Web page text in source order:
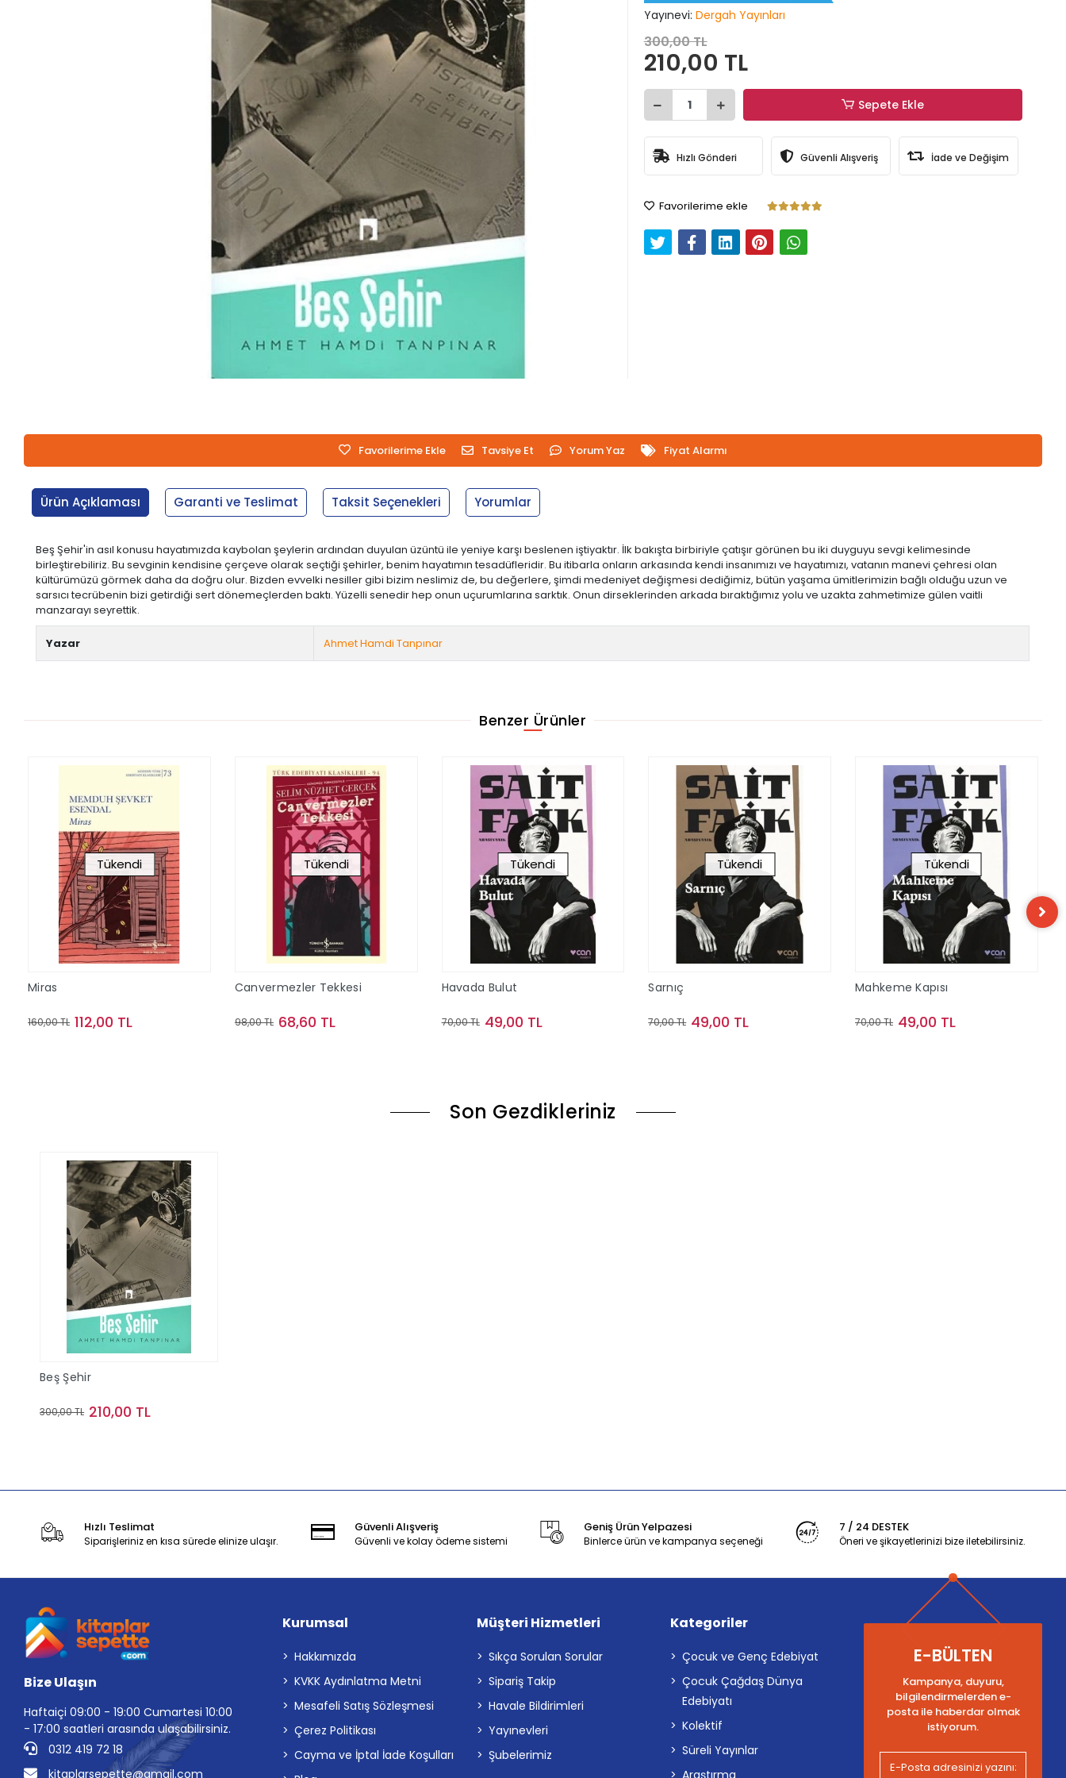
Yayınevi: Dergah Yayınları
300,00 TL
210,00 TL
Sepete Ekle
Hızlı Gönderi Güvenli Alışveriş İade ve Değişim
Favorilerime ekle
Favorilerime Ekle Tavsiye Et Yorum Yaz Fiyat Alarmı
Ürün Açıklaması Garanti ve Teslimat Taksit Seçenekleri Yorumlar
Beş Şehir'in asıl konusu hayatımızda kaybolan şeylerin ardından duyulan üzüntü ile yeniye karşı beslenen iştiyaktır. İlk bakışta birbiriyle çatışır görünen bu iki duyguyu sevgi kelimesinde
birleştirebiliriz. Bu sevginin kendisine çerçeve olarak seçtiği şehirler, benim hayatımın tesadüfleridir. Bu itibarla onların arkasında kendi insanımızı ve hayatımızı, vatanın manevi çehresi olan
kültürümüzü görmek daha da doğru olur. Bizden evvelki nesiller gibi bizim neslimiz de, bu değerlere, şimdi medeniyet değişmesi dediğimiz, bütün yaşama ümitlerimizin bağlı olduğu uzun ve
sarsıcı tecrübenin bizi getirdiği sert dönemeçlerden baktı. Yüzelli senedir hep onun uçurumlarına sarktık. Onun dirseklerinden arkada bıraktığımız yolu ve uzakta zahmetimize gülen vaitli
manzarayı seyrettik.
Yazar Ahmet Hamdi Tanpınar
Benzer Ürünler
Tükendi
Miras
160,00 TL 112,00 TL
Tükendi
Canvermezler Tekkesi
98,00 TL 68,60 TL
Tükendi
Havada Bulut
70,00 TL 49,00 TL
Tükendi
Sarnıç
70,00 TL 49,00 TL
Tükendi
Mahkeme Kapısı
70,00 TL 49,00 TL
Son Gezdikleriniz
Beş Şehir
300,00 TL 210,00 TL
Hızlı Teslimat
Siparişleriniz en kısa sürede elinize ulaşır.
Güvenli Alışveriş
Güvenli ve kolay ödeme sistemi
Geniş Ürün Yelpazesi
Binlerce ürün ve kampanya seçeneği
7 / 24 DESTEK
Öneri ve şikayetlerinizi bize iletebilirsiniz.
Bize Ulaşın
Haftaiçi 09:00 - 19:00 Cumartesi 10:00
- 17:00 saatleri arasında ulaşabilirsiniz.
0312 419 72 18
kitaplarsepette@gmail.com
Kurumsal
Hakkımızda
KVKK Aydınlatma Metni
Mesafeli Satış Sözleşmesi
Çerez Politikası
Cayma ve İptal İade Koşulları
Müşteri Hizmetleri
Sıkça Sorulan Sorular
Sipariş Takip
Havale Bildirimleri
Yayınevleri
Şubelerimiz
Kategoriler
Çocuk ve Genç Edebiyat
Çocuk Çağdaş Dünya
Edebiyatı
Kolektif
Süreli Yayınlar
E-BÜLTEN
Kampanya, duyuru,
bilgilendirmelerden e-
posta ile haberdar olmak
istiyorum.